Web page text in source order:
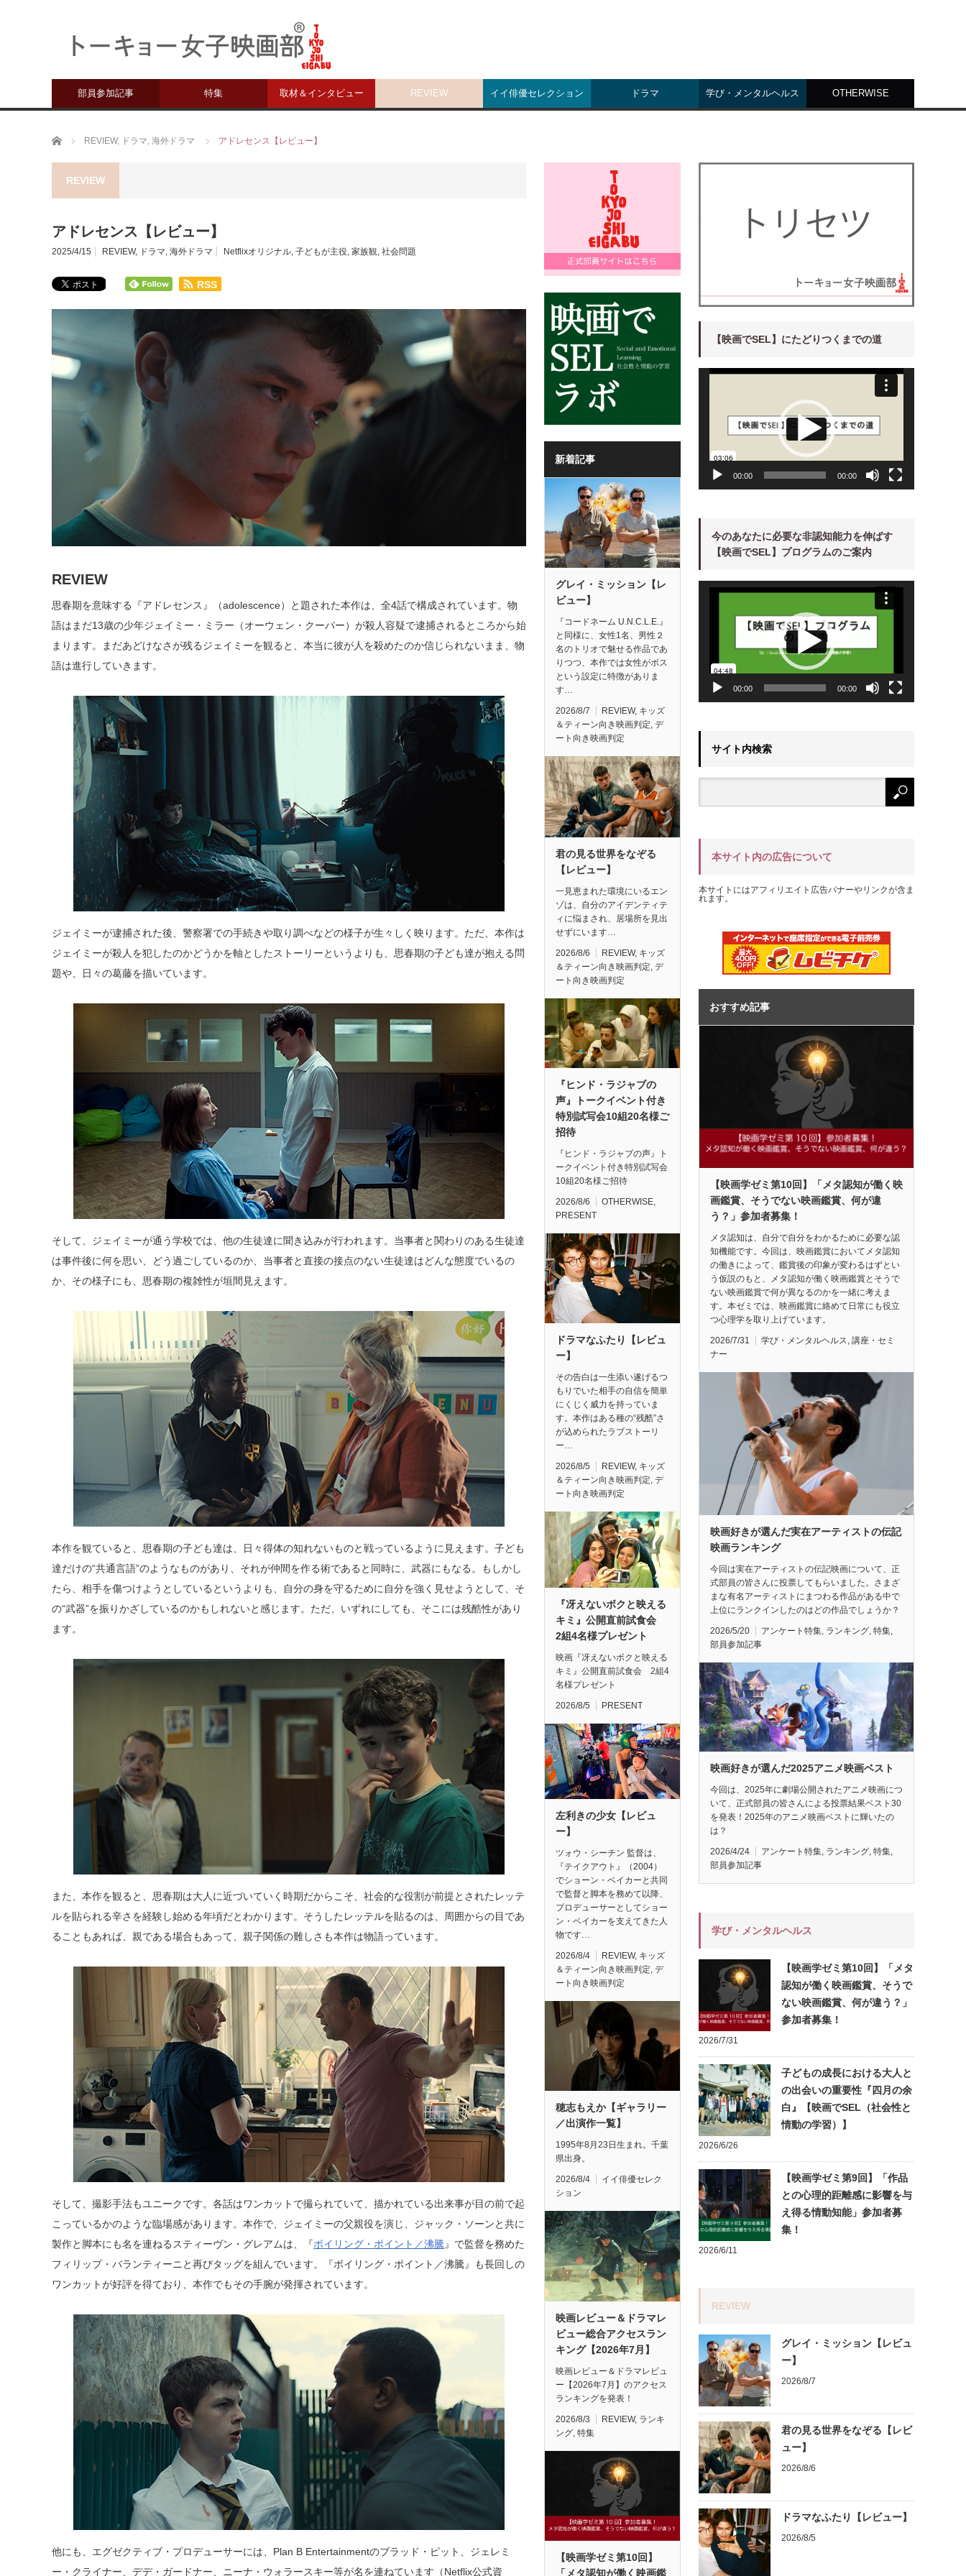
部員参加記事 特集 取材＆インタビュー REVIEW イイ俳優セレクション ドラマ 学び・メンタルヘルス OTHERWISE
ホーム REVIEW, ドラマ, 海外ドラマ アドレセンス【レビュー】
REVIEW
アドレセンス【レビュー】
2025/4/15 REVIEW, ドラマ, 海外ドラマ Netflixオリジナル, 子どもが主役, 家族観, 社会問題
RSS
REVIEW
思春期を意味する『アドレセンス』（adolescence）と題された本作は、全4話で構成されています。物
語はまだ13歳の少年ジェイミー・ミラー（オーウェン・クーパー）が殺人容疑で逮捕されるところから始
まります。まだあどけなさが残るジェイミーを観ると、本当に彼が人を殺めたのか信じられないまま、物
語は進行していきます。
ジェイミーが逮捕された後、警察署での手続きや取り調べなどの様子が生々しく映ります。ただ、本作は
ジェイミーが殺人を犯したのかどうかを軸としたストーリーというよりも、思春期の子ども達が抱える問
題や、日々の葛藤を描いています。
そして、ジェイミーが通う学校では、他の生徒達に聞き込みが行われます。当事者と関わりのある生徒達
は事件後に何を思い、どう過ごしているのか、当事者と直接の接点のない生徒達はどんな態度でいるの
か、その様子にも、思春期の複雑性が垣間見えます。
本作を観ていると、思春期の子ども達は、日々得体の知れないものと戦っているように見えます。子ども
達だけの“共通言語”のようなものがあり、それが仲間を作る術であると同時に、武器にもなる。もしかし
たら、相手を傷つけようとしているというよりも、自分の身を守るために自分を強く見せようとして、そ
の“武器”を振りかざしているのかもしれないと感じます。ただ、いずれにしても、そこには残酷性があり
ます。
また、本作を観ると、思春期は大人に近づいていく時期だからこそ、社会的な役割が前提とされたレッテ
ルを貼られる辛さを経験し始める年頃だとわかります。そうしたレッテルを貼るのは、周囲からの目であ
ることもあれば、親である場合もあって、親子関係の難しさも本作は物語っています。
そして、撮影手法もユニークです。各話はワンカットで撮られていて、描かれている出来事が目の前で起
こっているかのような臨場感があります。本作で、ジェイミーの父親役を演じ、ジャック・ソーンと共に
製作と脚本にも名を連ねるスティーヴン・グレアムは、『ボイリング・ポイント／沸騰 』で監督を務めた
フィリップ・バランティーニと再びタッグを組んでいます。『ボイリング・ポイント／沸騰』も長回しの
ワンカットが好評を得ており、本作でもその手腕が発揮されています。
他にも、エグゼクティブ・プロデューサーには、Plan B Entertainmentのブラッド・ピット、ジェレミ
ー・クライナー、デデ・ガードナー、ニーナ・ウォラースキー等が名を連ねています（Netflix公式資
新着記事
グレイ・ミッション【レ
ビュー】
『コードネーム U.N.C.L.E.』
と同様に、女性1名、男性２
名のトリオで魅せる作品であ
りつつ、本作では女性がボス
という設定に特徴がありま
す…
2026/8/7 REVIEW, キッズ
＆ティーン向き映画判定, デ
ート向き映画判定
君の見る世界をなぞる
【レビュー】
一見恵まれた環境にいるエン
ゾは、自分のアイデンティテ
ィに悩まされ、居場所を見出
せずにいます…
2026/8/6 REVIEW, キッズ
＆ティーン向き映画判定, デ
ート向き映画判定
『ヒンド・ラジャブの
声』トークイベント付き
特別試写会10組20名様ご
招待
『ヒンド・ラジャブの声』ト
ークイベント付き特別試写会
10組20名様ご招待
2026/8/6 OTHERWISE
PRESENT
ドラマなふたり【レビュ
ー】
その告白は一生添い遂げるつ
もりでいた相手の自信を簡単
にくじく威力を持っていま
す。本作はある種の“残酷”さ
が込められたラブストーリ
ー…
2026/8/5 REVIEW, キッズ
＆ティーン向き映画判定, デ
ート向き映画判定
『冴えないボクと映える
キミ』公開直前試食会
2組4名様プレゼント
映画『冴えないボクと映える
キミ』公開直前試食会 2組4
名様プレゼント
2026/8/5 PRESENT
左利きの少女【レビュ
ー】
ツォウ・シーチン 監督は、
『テイクアウト』（2004）
でショーン・ベイカーと共同
で監督と脚本を務めて以降、
プロデューサーとしてショー
ン・ベイカーを支えてきた人
物です…
2026/8/4 REVIEW, キッズ
＆ティーン向き映画判定, デ
ート向き映画判定
穂志もえか【ギャラリー
／出演作一覧】
1995年8月23日生まれ。千葉
県出身。
2026/8/4
イイ俳優セレク
ション
映画レビュー＆ドラマレ
ビュー総合アクセスラン
キング【2026年7月】
映画レビュー＆ドラマレビュ
ー【2026年7月】のアクセス
ランキングを発表！
2026/8/3 REVIEW, ランキ
ング 特集
【映画学ゼミ第10回】
「メタ認知が働く映画鑑
【映画でSEL】にたどりつくまでの道
00:00 00:00
今のあなたに必要な非認知能力を伸ばす
【映画でSEL】プログラムのご案内
動
00:00 00:00
サイト内検索
本サイト内の広告について
本サイトにはアフィリエイト広告バナーやリンクが含ま
れます。
おすすめ記事
【映画学ゼミ第10回】「メタ認知が働く映
画鑑賞、そうでない映画鑑賞、何が違
う？」参加者募集！
メタ認知は、自分で自分をわかるために必要な認
知機能です。今回は、映画鑑賞においてメタ認知
の働きによって、鑑賞後の印象が変わるはずとい
う仮説のもと、メタ認知が働く映画鑑賞とそうで
ない映画鑑賞で何が異なるのかを一緒に考えま
す。本ゼミでは、映画鑑賞に絡めて日常にも役立
つ心理学を取り上げています。
2026/7/31 学び・メンタルヘルス, 講座・セミ
ナー
映画好きが選んだ実在アーティストの伝記
映画ランキング
今回は実在アーティストの伝記映画について、正
式部員の皆さんに投票してもらいました。さまざ
まな有名アーティストにまつわる作品がある中で
上位にランクインしたのはどの作品でしょうか？
2026/5/20 アンケート特集, ランキング, 特集,
部員参加記事
映画好きが選んだ2025アニメ映画ベスト
今回は、2025年に劇場公開されたアニメ映画につ
いて、正式部員の皆さんによる投票結果ベスト30
を発表！2025年のアニメ映画ベストに輝いたの
は？
2026/4/24 アンケート特集, ランキング, 特集,
部員参加記事
学び・メンタルヘルス
【映画学ゼミ第10回】「メタ
認知が働く映画鑑賞、そうで
ない映画鑑賞、何が違う？」
参加者募集！
2026/7/31
子どもの成長における大人と
の出会いの重要性『四月の余
白』【映画でSEL（社会性と
情動の学習）】
2026/6/26
【映画学ゼミ第9回】「作品
との心理的距離感に影響を与
え得る情動知能」参加者募
集！
2026/6/11
REVIEW
グレイ・ミッション【レビュ
ー】
2026/8/7
君の見る世界をなぞる【レビ
ュー】
2026/8/6
ドラマなふたり【レビュー】
2026/8/5